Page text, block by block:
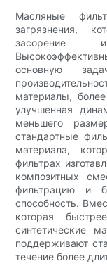
Масляные
загрязнения,
засорение
основную
материалы,
улучшенная
меньшего
стандартные
материала,
фильтрах
композитных
фильтрацию и
способность.
которая
синтетические
поддерживают
течение более